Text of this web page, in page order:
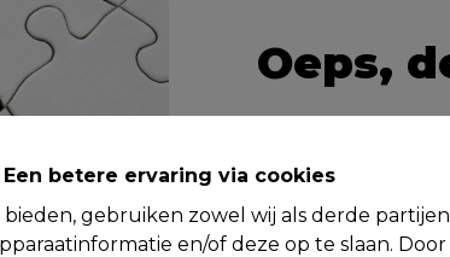
Een betere ervaring via cookies
gebruiken zowel wij als derde
en/of deze op te slaan.
Oeps,